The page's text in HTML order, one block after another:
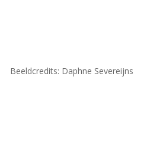
Beeldcredits: Daphne Severeijns